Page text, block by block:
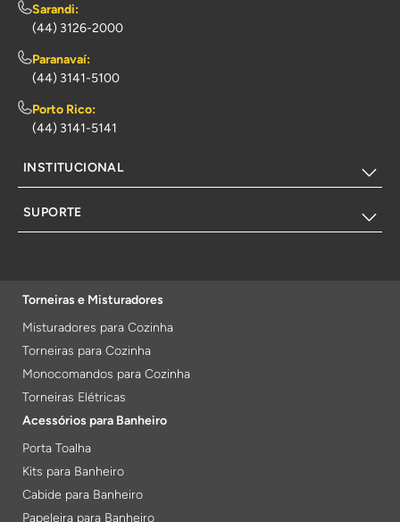
Sarandi:
(44) 3126-2000
Paranavaí:
(44) 3141-5100
Porto Rico:
(44) 3141-5141
INSTITUCIONAL
SUPORTE
Torneiras e Misturadores
Misturadores para Cozinha
Torneiras para Cozinha
Monocomandos para Cozinha
Torneiras Elétricas
Acessórios para Banheiro
Porta Toalha
Kits para Banheiro
Cabide para Banheiro
Papeleira para Banheiro